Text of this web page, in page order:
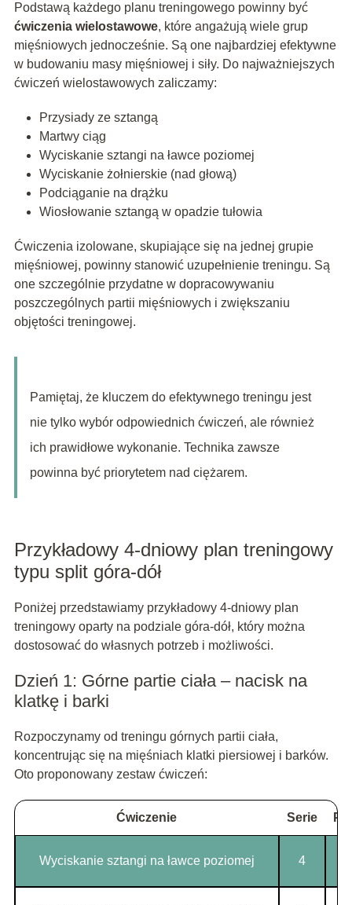
Podstawą każdego planu treningowego powinny być
ćwiczenia wielostawowe, które angażują wiele grup
mięśniowych jednocześnie. Są one najbardziej efektywne
w budowaniu masy mięśniowej i siły. Do najważniejszych
ćwiczeń wielostawowych zaliczamy:
Przysiady ze sztangą
Martwy ciąg
Wyciskanie sztangi na ławce poziomej
Wyciskanie żołnierskie (nad głową)
Podciąganie na drążku
Wiosłowanie sztangą w opadzie tułowia
Ćwiczenia izolowane, skupiające się na jednej grupie
mięśniowej, powinny stanowić uzupełnienie treningu. Są
one szczególnie przydatne w dopracowywaniu
poszczególnych partii mięśniowych i zwiększaniu
objętości treningowej.
Pamiętaj, że kluczem do efektywnego treningu jest
nie tylko wybór odpowiednich ćwiczeń, ale również
ich prawidłowe wykonanie. Technika zawsze
powinna być priorytetem nad ciężarem.
Przykładowy 4-dniowy plan treningowy
typu split góra-dół
Poniżej przedstawiamy przykładowy 4-dniowy plan
treningowy oparty na podziale góra-dół, który można
dostosować do własnych potrzeb i możliwości.
Dzień 1: Górne partie ciała – nacisk na
klatkę i barki
Rozpoczynamy od treningu górnych partii ciała,
koncentrując się na mięśniach klatki piersiowej i barków.
Oto proponowany zestaw ćwiczeń:
Ćwiczenie Serie
Wyciskanie sztangi na ławce poziomej 4